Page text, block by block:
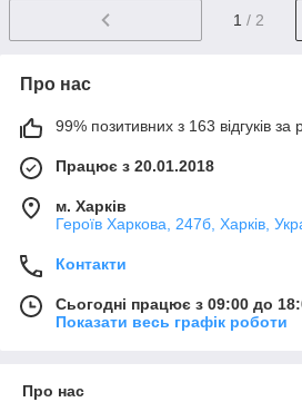
1 / 2
Про нас
99% позитивних з 163 відгуків за
Працює з 20.01.2018
м. Харків
Героїв Харкова, 247б, Харків,
Контакти
Сьогодні працює з 09:00 до
Показати весь графік роботи
Про нас